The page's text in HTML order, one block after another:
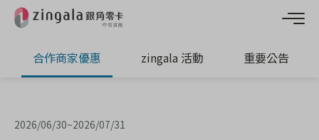
合作商家優惠 zingala 活動 重要公告
2026/06/30~2026/07/31